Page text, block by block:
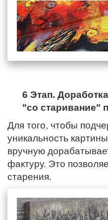
6 Этап.
"со старивание"
Для того, чтобы
уникальность
вручную
фактуру. Это
старения.